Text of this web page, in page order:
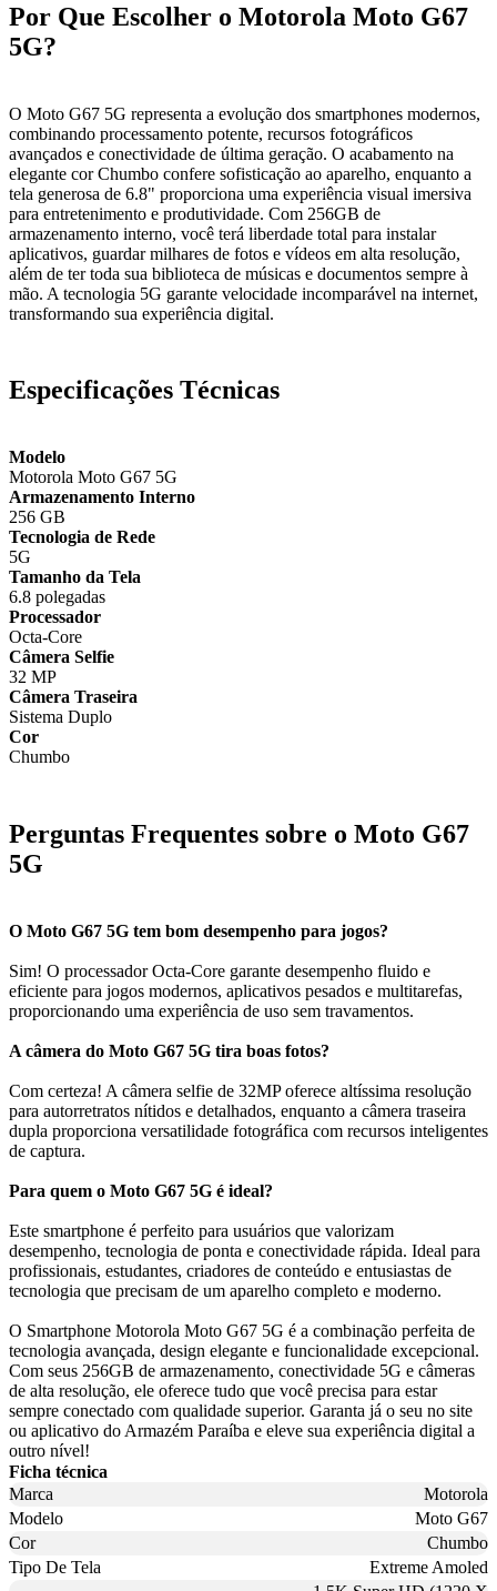
Por Que Escolher o Motorola Moto G67
5G?
O Moto G67 5G representa a evolução dos smartphones modernos,
combinando processamento potente, recursos fotográficos
avançados e conectividade de última geração. O acabamento na
elegante cor Chumbo confere sofisticação ao aparelho, enquanto a
tela generosa de 6.8" proporciona uma experiência visual imersiva
para entretenimento e produtividade. Com 256GB de
armazenamento interno, você terá liberdade total para instalar
aplicativos, guardar milhares de fotos e vídeos em alta resolução,
além de ter toda sua biblioteca de músicas e documentos sempre à
mão. A tecnologia 5G garante velocidade incomparável na internet,
transformando sua experiência digital.
Especificações Técnicas
Modelo
Motorola Moto G67 5G
Armazenamento Interno
256 GB
Tecnologia de Rede
5G
Tamanho da Tela
6.8 polegadas
Processador
Octa-Core
Câmera Selfie
32 MP
Câmera Traseira
Sistema Duplo
Cor
Chumbo
Perguntas Frequentes sobre o Moto G67
5G
O Moto G67 5G tem bom desempenho para jogos?
Sim! O processador Octa-Core garante desempenho fluido e
eficiente para jogos modernos, aplicativos pesados e multitarefas,
proporcionando uma experiência de uso sem travamentos.
A câmera do Moto G67 5G tira boas fotos?
Com certeza! A câmera selfie de 32MP oferece altíssima resolução
para autorretratos nítidos e detalhados, enquanto a câmera traseira
dupla proporciona versatilidade fotográfica com recursos inteligentes
de captura.
Para quem o Moto G67 5G é ideal?
Este smartphone é perfeito para usuários que valorizam
desempenho, tecnologia de ponta e conectividade rápida. Ideal para
profissionais, estudantes, criadores de conteúdo e entusiastas de
tecnologia que precisam de um aparelho completo e moderno.
O Smartphone Motorola Moto G67 5G é a combinação perfeita de
tecnologia avançada, design elegante e funcionalidade excepcional.
Com seus 256GB de armazenamento, conectividade 5G e câmeras
de alta resolução, ele oferece tudo que você precisa para estar
sempre conectado com qualidade superior. Garanta já o seu no site
ou aplicativo do Armazém Paraíba e eleve sua experiência digital a
outro nível!
Ficha técnica
Marca
Motorola
Modelo
Moto G67
Cor
Chumbo
Tipo De Tela
Extreme Amoled